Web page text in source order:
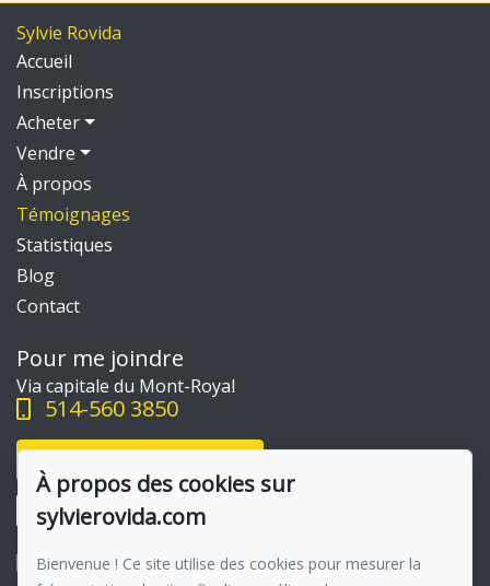
Sylvie Rovida
Accueil
Inscriptions
Acheter
Vendre
À propos
Témoignages
Statistiques
Blog
Contact
Pour me joindre
Via capitale du Mont-Royal
514-560 3850
À propos des cookies sur
sylvierovida.com
Bienvenue ! Ce site utilise des cookies pour mesurer la